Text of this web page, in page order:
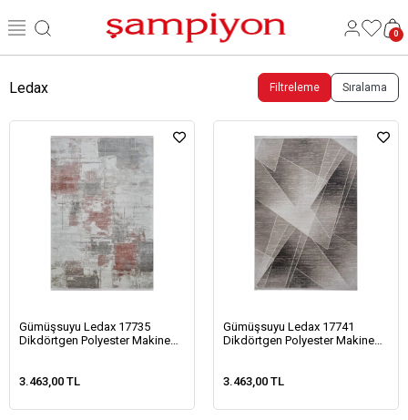
0
Ledax Filtreleme Sıralama
Gümüşsuyu Ledax 17735
Dikdörtgen Polyester Makine
3.463,00 TL
Gümüşsuyu Ledax 17741
Dikdörtgen Polyester Makine
3.463,00 TL